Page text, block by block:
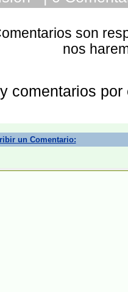
son
nos
comentarios por
un Comentario: